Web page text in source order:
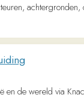
via Knack.be.
Economy